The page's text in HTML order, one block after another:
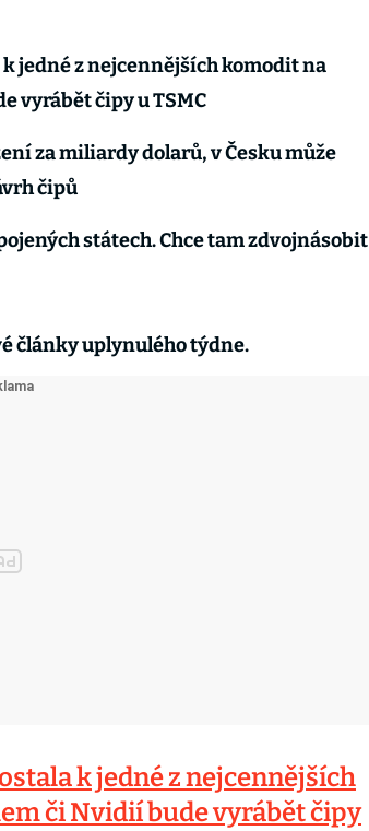
jedné z nejcennějších komodit na
vyrábět čipy u TSMC
za miliardy dolarů, v Česku může
čipů
státech. Chce tam zdvojnásobit
články uplynulého týdne.
k jedné z nejcennějších
či Nvidií bude vyrábět čipy